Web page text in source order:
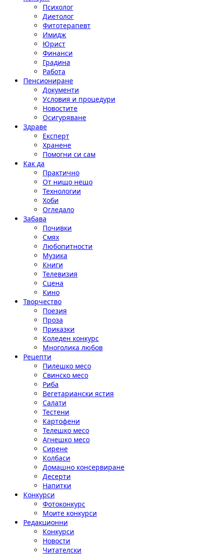
Психолог
Диетолог
Фитотерапевт
Имидж
Юрист
Финанси
Градина
Работа
Пенсиониране
Документи
Условия и процедури
Новостите
Осигуряване
Здраве
Експерт
Хранене
Помогни си сам
Как да
Практично
От нищо нещо
Технологии
Хоби
Огледало
Забава
Почивки
Смях
Любопитности
Музика
Книги
Телевизия
Сцена
Кино
Творчество
Поезия
Проза
Приказки
Коледен конкурс
Многолика любов
Рецепти
Пилешко месо
Свинско месо
Риба
Вегетариански ястия
Салати
Тестени
Картофени
Телешко месо
Агнешко месо
Сирене
Колбаси
Домашно консервиране
Десерти
Напитки
Конкурси
Фотоконкурс
Моите конкурси
Редакционни
Конкурси
Новости
Читателски